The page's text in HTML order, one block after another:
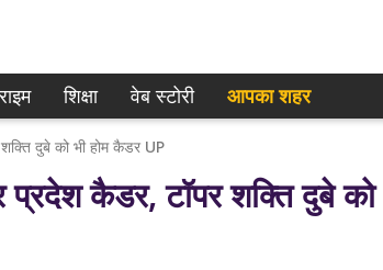
शिक्षा वेब स्टोरी आपका शहर
दुबे को भी होम कैडर UP
प्रदेश कैडर, टॉपर शक्ति दुबे को